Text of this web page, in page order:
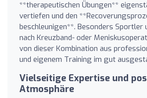
**therapeutischen Übungen**
vertiefen und den
beschleunigen**. Besonders Sportler
nach Kreuzband- oder
von dieser Kombination aus
und eigenem Training im gut
Vielseitige Expertise und
Atmosphäre